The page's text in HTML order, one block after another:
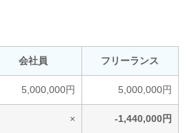
会社員 フリーランス
5,000,000円 5,000,000円
× -1,440,000円